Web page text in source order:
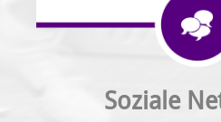
Soziale